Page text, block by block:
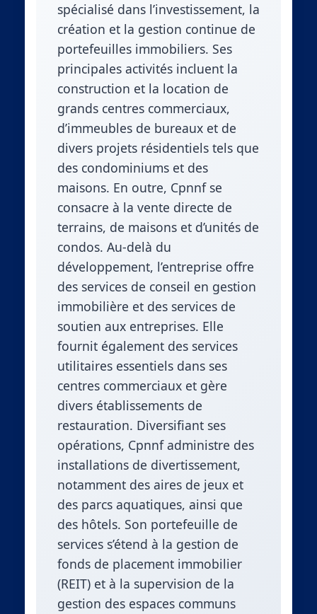
spécialisé dans l’investissement, la
création et la gestion continue de
portefeuilles immobiliers. Ses
principales activités incluent la
construction et la location de
grands centres commerciaux,
d’immeubles de bureaux et de
divers projets résidentiels tels que
des condominiums et des
maisons. En outre, Cpnnf se
consacre à la vente directe de
terrains, de maisons et d’unités de
condos. Au-delà du
développement, l’entreprise offre
des services de conseil en gestion
immobilière et des services de
soutien aux entreprises. Elle
fournit également des services
utilitaires essentiels dans ses
centres commerciaux et gère
divers établissements de
restauration. Diversifiant ses
opérations, Cpnnf administre des
installations de divertissement,
notamment des aires de jeux et
des parcs aquatiques, ainsi que
des hôtels. Son portefeuille de
services s’étend à la gestion de
fonds de placement immobilier
(REIT) et à la supervision de la
gestion des espaces communs